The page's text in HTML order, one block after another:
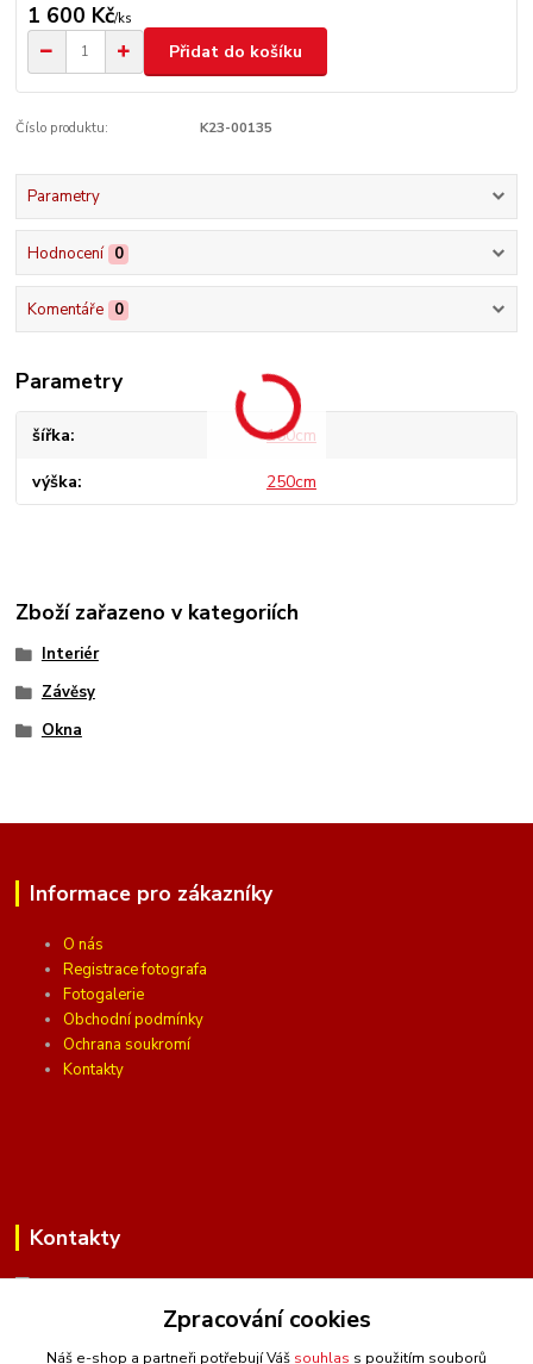
1 600 Kč/ks
Přidat do košíku
Číslo produktu: K23-00135
Parametry
Hodnocení 0
Komentáře 0
Parametry
šířka 160cm
výška 250cm
Zboží zařazeno v kategoriích
Interiér
Závěsy
Okna
Informace pro zákazníky
O nás
Registrace fotografa
Fotogalerie
Obchodní podmínky
Ochrana soukromí
Kontakty
Kontakty
(Po-Pá, 10 - 16 hod.)
Zpracování cookies
Náš e-shop a partneři potřebují Váš souhlas s použitím souborů